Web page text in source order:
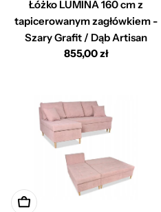
Łóżko LUMINA 160 cm z
tapicerowanym zagłówkiem -
Szary Grafit / Dąb Artisan
Cena
855,00 zł
Dodaj do koszyka